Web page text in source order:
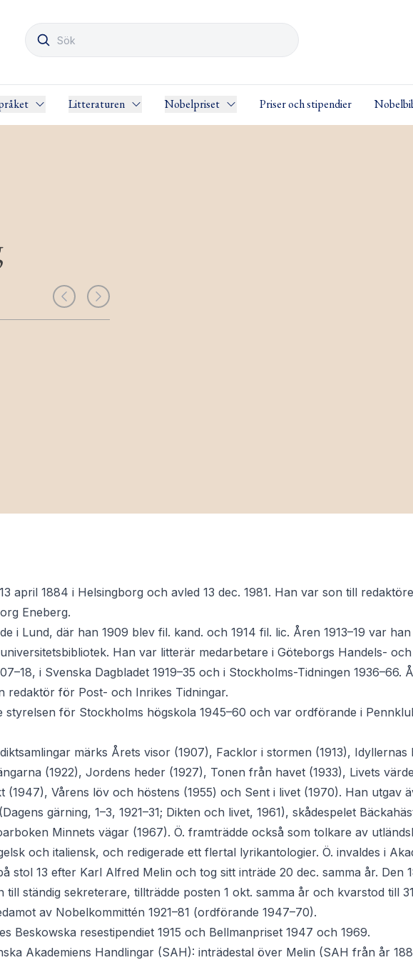
Litteraturen Nobelpriset Priser och stipendier
april 1884 i Helsingborg och avled 13 dec. 1981. Han var son till
Eneberg.
i Lund, där han 1909 blev fil. kand. och 1914 fil. lic. Åren 1913–19 var
Han var litterär medarbetare i Göteborgs Handels-
i Svenska Dagbladet 1919–35 och i Stockholms-Tidningen 1936–66.
redaktör för Post- och Inrikes Tidningar.
styrelsen för Stockholms högskola 1945–60 och var ordförande i
märks Årets visor (1907), Facklor i stormen (1913), Idyllernas
(1922), Jordens heder (1927), Tonen från havet (1933), Livets
(1947), Vårens löv och höstens (1955) och Sent i livet (1970). Han utgav
gärning, 1–3, 1921–31; Dikten och livet, 1961), skådespelet
Minnets vägar (1967). Ö. framträdde också som tolkare av
och italiensk, och redigerade ett flertal lyrikantologier. Ö. invaldes i
stol 13 efter Karl Alfred Melin och tog sitt inträde 20 dec. samma år. Den
till ständig sekreterare, tillträdde posten 1 okt. samma år och kvarstod till
av Nobelkommittén 1921–81 (ordförande 1947–70).
Beskowska resestipendiet 1915 och Bellmanpriset 1947 och 1969.
Akademiens Handlingar (SAH): inträdestal över Melin (SAH från år